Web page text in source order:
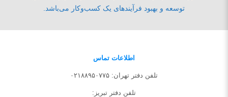
توسعه و بهبود فرآیندهای یک کسب‌وکار می‌باشد.
اطلاعات تماس
تلفن دفتر تهران: ۰۲۱۸۸۹۵۰۷۷۵
تلفن‌ دفتر تبریز: